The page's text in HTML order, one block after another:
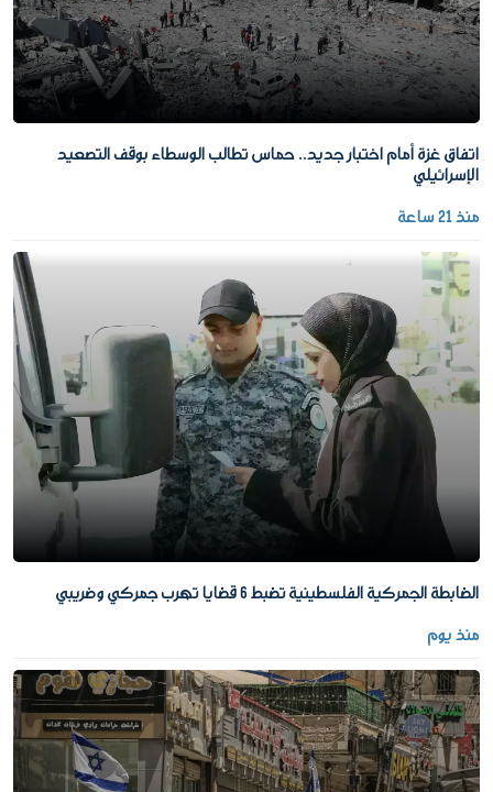
اتفاق غزة أمام اختبار جديد.. حماس تطالب الوسطاء بوقف التصعيد
الإسرائيلي
منذ 21 ساعة
الضابطة الجمركية الفلسطينية تضبط 6 قضايا تهرب جمركي وضريبي
منذ يوم